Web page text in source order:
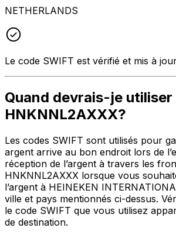
NETHERLANDS
Le code SWIFT est vérifié et mis à
Quand devrais-je utiliser
HNKNNL2AXXX?
Les codes SWIFT sont utilisés pour
argent arrive au bon endroit lors de
réception de l’argent à travers les
HNKNNL2AXXX lorsque vous
l’argent à HEINEKEN
ville et pays mentionnés ci-dessus.
le code SWIFT que vous utilisez
de destination.